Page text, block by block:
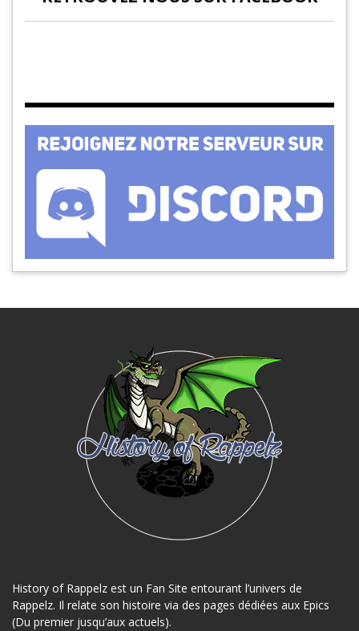
History of Rappelz est un Fan Site entourant l’univers de
Rappelz. Il relate son histoire via des pages dédiées aux Epics
(Du premier jusqu’aux actuels).